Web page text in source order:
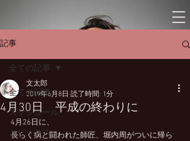
記事
全ての記事
スケジュール
トピックス
全ての記事
4月30日 平成の終わりに
文太郎
2019年6月8日 読了時間: 1分
4月26日に、
長らく病と闘われた師匠、堀内周がついに帰ら